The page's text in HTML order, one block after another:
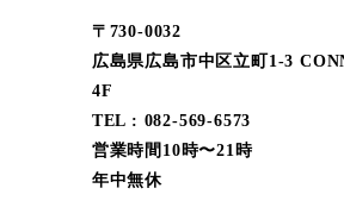
〒730-0032
広島県広島市中区立町1-3
4F
TEL : 082-569-6573
営業時間10時〜21時
年中無休